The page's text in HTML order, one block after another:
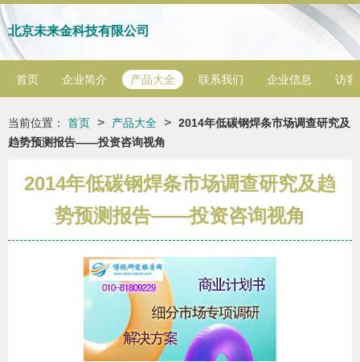
北京未来金科技有限公司
首页 企业简介 产品大全 联系我们 企业信息 访客
当前位置： 首页 > 产品大全 > 2014年低碳钢焊条市场调查研究及
趋势预测报告——投资咨询视角
2014年低碳钢焊条市场调查研究及趋
势预测报告——投资咨询视角